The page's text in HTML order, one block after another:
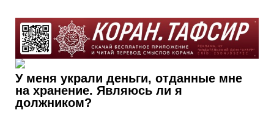
У меня украли деньги, отданные мне
на хранение. Являюсь ли я
должником?